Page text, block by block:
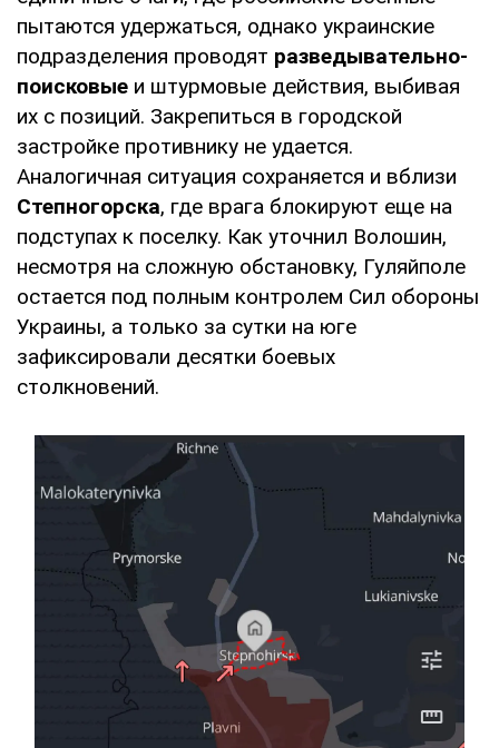
пытаются удержаться, однако украинские
подразделения проводят разведывательно-
поисковые и штурмовые действия, выбивая
их с позиций. Закрепиться в городской
застройке противнику не удается.
Аналогичная ситуация сохраняется и вблизи
Степногорска, где врага блокируют еще на
подступах к поселку. Как уточнил Волошин,
несмотря на сложную обстановку, Гуляйполе
остается под полным контролем Сил обороны
Украины, а только за сутки на юге
зафиксировали десятки боевых
столкновений.